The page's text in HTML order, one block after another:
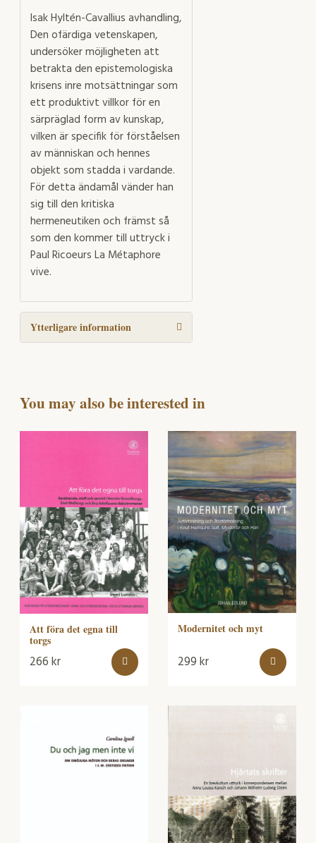
Isak Hyltén-Cavallius avhandling,
Den ofärdiga vetenskapen,
undersöker möjligheten att
betrakta den epistemologiska
krisens inre motsättningar som
ett produktivt villkor för en
särpräglad form av kunskap,
vilken är specifik för förståelsen
av människan och hennes
objekt som stadda i vardande.
För detta ändamål vänder han
sig till den kritiska
hermeneutiken och främst så
som den kommer till uttryck i
Paul Ricoeurs La Métaphore
vive.
Ytterligare information
You may also be interested in
Att föra det egna till
torgs
266kr
Modernitet och myt
299kr